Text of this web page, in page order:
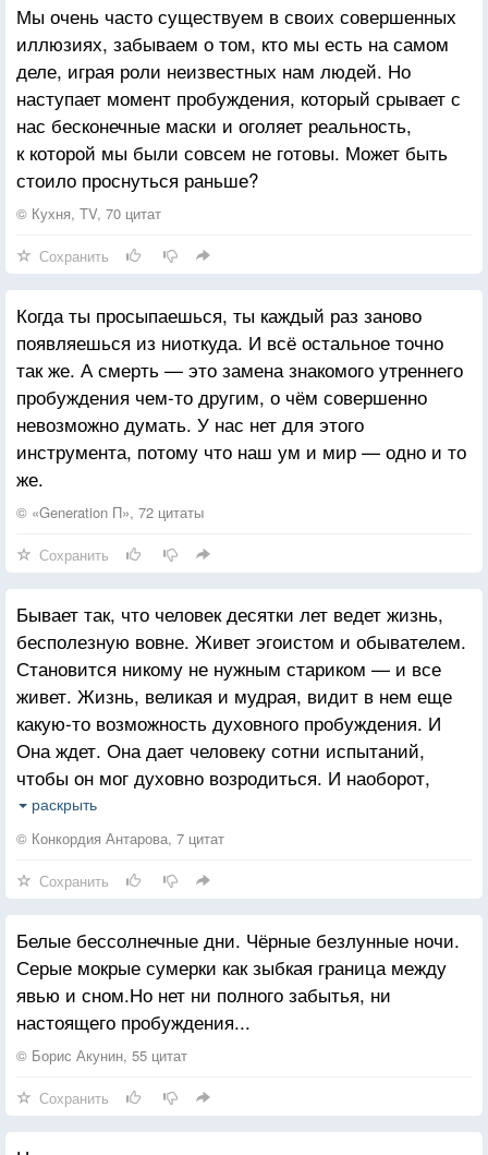
Мы очень часто существуем в своих совершенных
иллюзиях, забываем о том, кто мы есть на самом
деле, играя роли неизвестных нам людей. Но
наступает момент пробуждения, который срывает с
нас бесконечные маски и оголяет реальность,
к которой мы были совсем не готовы. Может быть
стоило проснуться раньше?
© Кухня, TV, 70 цитат
Сохранить
Когда ты просыпаешься, ты каждый раз заново
появляешься из ниоткуда. И всё остальное точно
так же. А смерть — это замена знакомого утреннего
пробуждения чем-то другим, о чём совершенно
невозможно думать. У нас нет для этого
инструмента, потому что наш ум и мир — одно и то
же.
© «Generation П», 72 цитаты
Сохранить
Бывает так, что человек десятки лет ведет жизнь,
бесполезную вовне. Живет эгоистом и обывателем.
Становится никому не нужным стариком — и все
живет. Жизнь, великая и мудрая, видит в нем еще
какую-то возможность духовного пробуждения. И
Она ждет. Она дает человеку сотни испытаний,
чтобы он мог духовно возродиться. И наоборот,
бывают люди, так щедро излившие в своих
простых, серых днях доброту и творчество своего
огромный свет. И их прежняя физическая форма
уже не может нести в себе этого нового света. Она
рушится и сгорает под вихрем тех новых вибраций
мудрости, куда проникло их сознание. И такие люди
уходят с земли, чтобы вернуться на нее еще более
радостными, чистыми и высокими.
раскрыть
© Конкордия Антарова, 7 цитат
Сохранить
Белые бессолнечные дни. Чёрные безлунные ночи.
Серые мокрые сумерки как зыбкая граница между
явью и сном.Но нет ни полного забытья, ни
настоящего пробуждения...
© Борис Акунин, 55 цитат
Сохранить